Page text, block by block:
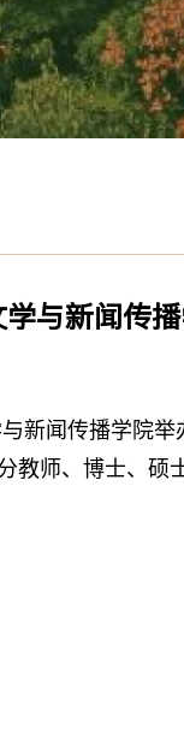
学与新闻传
新闻传播学院
教师、博士、硕